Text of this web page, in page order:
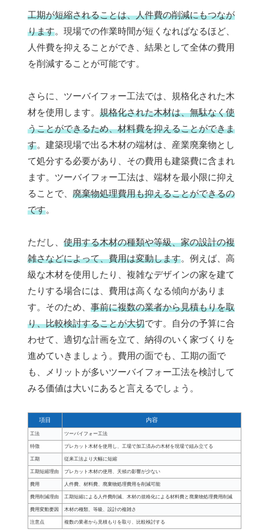
工期が短縮されることは、人件費の削減にもつなが
ります。現場での作業時間が短くなればなるほど、
人件費を抑えることができ、結果として全体の費用
を削減することが可能です。
さらに、ツーバイフォー工法では、規格化された木
材を使用します。 規格化された木材は、無駄なく使
うことができるため、材料費を抑えることができま
す。建築現場で出る木材の端材は、産業廃棄物とし
て処分する必要があり、その費用も建築費に含まれ
ます。ツーバイフォー工法は、端材を最小限に抑え
ることで、 廃棄物処理費用も抑えることができるの
です。
ただし、 使用する木材の種類や等級、家の設計の複
雑さなどによって、費用は変動します。例えば、高
級な木材を使用したり、複雑なデザインの家を建て
たりする場合には、費用は高くなる傾向がありま
す。そのため、 事前に複数の業者から見積もりを取
り、比較検討することが大切です。自分の予算に合
わせて、適切な計画を立て、納得のいく家づくりを
進めていきましょう。費用の面でも、工期の面で
も、メリットが多いツーバイフォー工法を検討して
みる価値は大いにあると言えるでしょう。
項目 内容
工法 ツーバイフォー工法
特徴 プレカット木材を使用し、工場で加工済みの木材を現場で組み立てる
工期 従来工法より大幅に短縮
工期短縮理由 プレカット木材の使用、天候の影響が少ない
費用 人件費、材料費、廃棄物処理費用を削減可能
費用削減理由 工期短縮による人件費削減、木材の規格化による材料費と廃棄物処理費用削減
費用変動要因 木材の種類、等級、設計の複雑さ
注意点 複数の業者から見積もりを取り、比較検討する